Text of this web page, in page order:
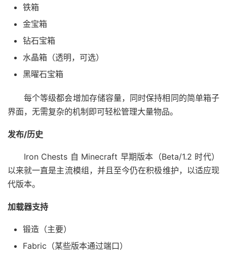
铁箱
金宝箱
钻石宝箱
水晶箱（透明，可选）
黑曜石宝箱
每个等级都会增加存储容量，同时保持相同的简单箱子
界面，无需复杂的机制即可轻松管理大量物品。
发布/历史
Iron Chests 自 Minecraft 早期版本（Beta/1.2 时代）
以来就一直是主流模组，并且至今仍在积极维护，以适应现
代版本。
加载器支持
锻造（主要）
Fabric（某些版本通过端口）